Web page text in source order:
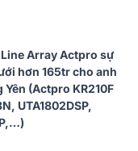
Array Actpro sự
hơn 165tr cho anh
Yên (Actpro KR210F
UTA1802DSP,